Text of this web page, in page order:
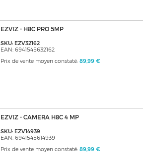
EZVIZ - H8C PRO 5MP
SKU: EZV32162
EAN: 6941545632162
Prix de vente moyen constaté: 89,99 €
EZVIZ - CAMERA H8C 4 MP
SKU: EZV14939
EAN: 6941545614939
Prix de vente moyen constaté: 89,99 €